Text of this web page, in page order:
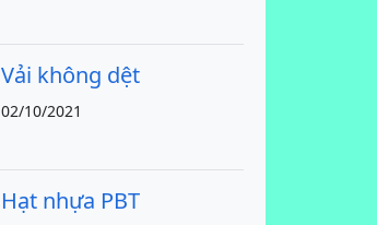
Vải không dệt
02/10/2021
Hạt nhựa PBT